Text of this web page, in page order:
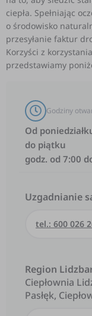
ciepła. Spełniając
o środowisko
przesyłanie faktur
Korzyści z
przedstawiamy
Godziny
Od
do piątku
godz. od 7:00
Uzgadnianie
tel.: 600 026
Region
Ciepłownia
Pasłęk,